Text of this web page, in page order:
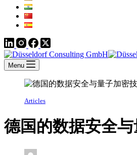
Menu
Articles
德国的数据安全